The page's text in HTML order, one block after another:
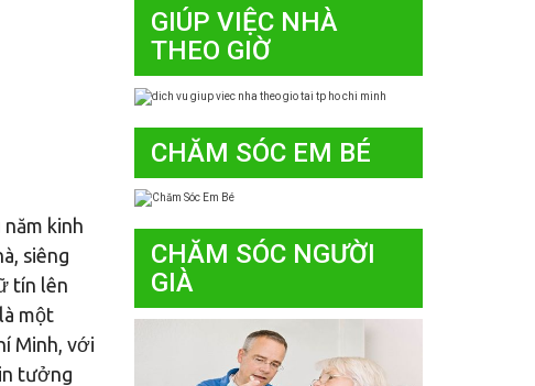
kinh
siêng
tín lên
một
Minh, với
tưởng
GIÚP VIỆC NHÀ
THEO GIỜ
CHĂM SÓC EM BÉ
CHĂM SÓC NGƯỜI
GIÀ